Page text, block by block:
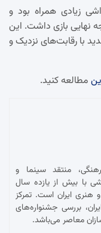
زیادی همراه بود و
نهایی بازی داشت. این
با رقابت‌های نزدیک و
مطالعه کنید.
منتقد سینما و
با بیش از یازده سال
هنری ایران است. تمرکز
بررسی جشنواره‌های
معاصر می‌باشد.